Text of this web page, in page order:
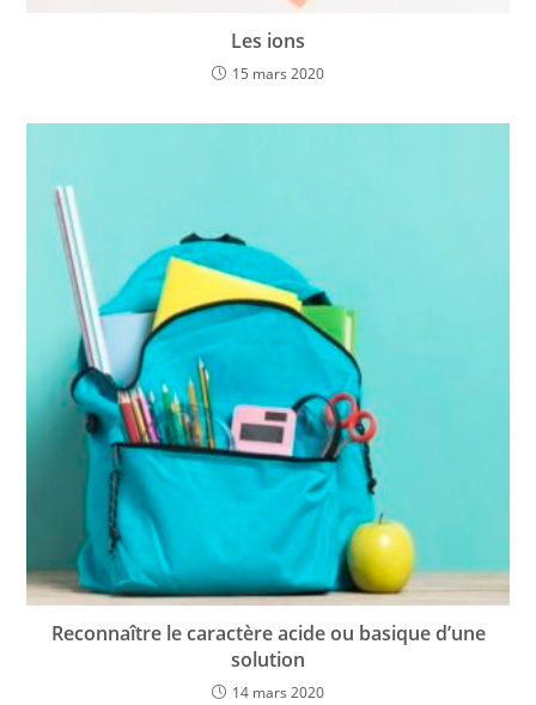
Les ions
15 mars 2020
Reconnaître le caractère acide ou basique d’une
solution
14 mars 2020